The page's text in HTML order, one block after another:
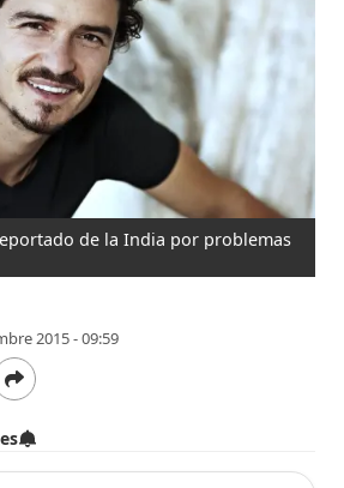
de la India por problemas
2015 - 09:59